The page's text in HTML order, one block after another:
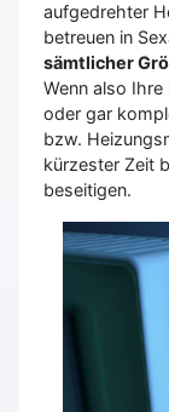
aufgedrehter
betreuen in
sämtlicher
Wenn also
oder gar
bzw.
kürzester Zeit
beseitigen.